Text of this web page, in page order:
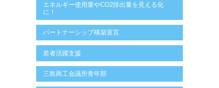
エネルギー使用量やCO2排出量を見える化
に！
パートナーシップ構築宣言
若者活躍支援
三島商工会議所青年部